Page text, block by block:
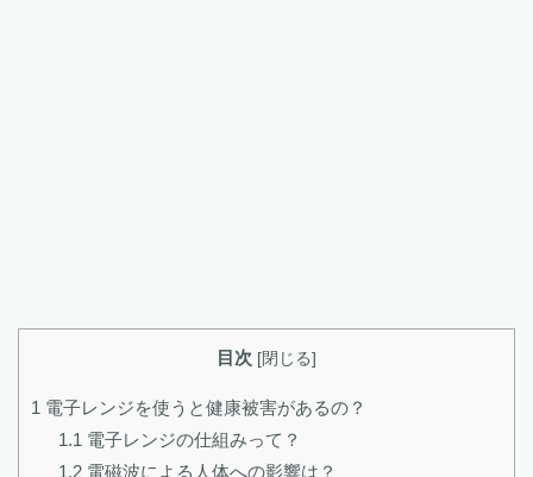
目次 [閉じる]
1 電子レンジを使うと健康被害があるの？
1.1 電子レンジの仕組みって？
1.2電磁波による人体への影響は？